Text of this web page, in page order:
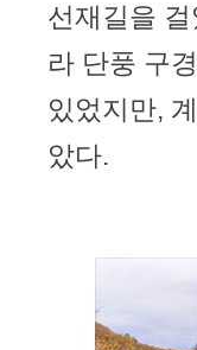
선재길을
라 단풍 구
있었지만,
았다.